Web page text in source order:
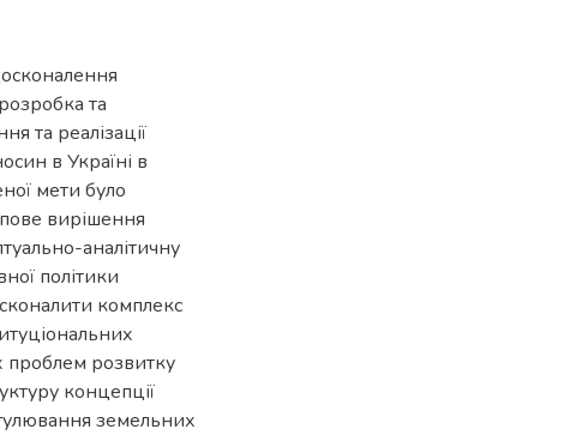
та
та реалізації
в Україні в
мети було
вирішення
аналітичну
політики
комплекс
проблем розвитку
концепції
земельних